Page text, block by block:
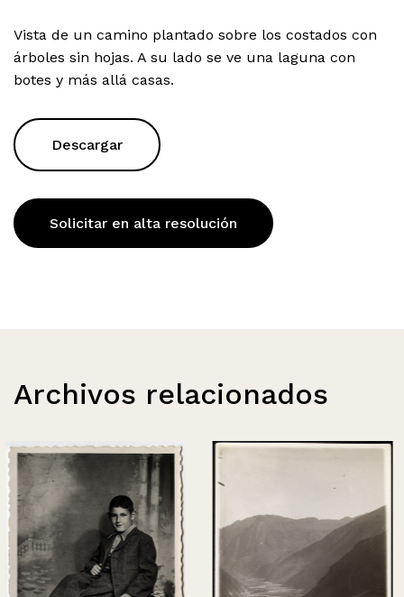
Vista de un camino plantado sobre los costados con
árboles sin hojas. A su lado se ve una laguna con
botes y más allá casas.
Descargar
Solicitar en alta resolución
Archivos relacionados